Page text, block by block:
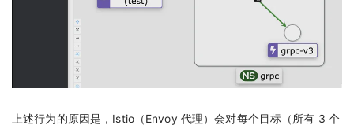
上述行为的原因是，Istio（Envoy 代理）会对每个目标（所有 3 个